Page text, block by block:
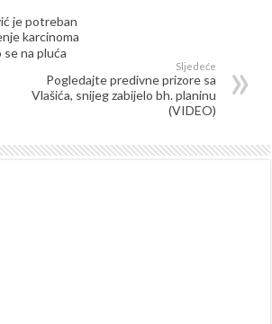
je potreban
karcinoma
na pluća
Sljedeće
Pogledajte predivne prizore sa
Vlašića, snijeg zabijelo bh. planinu
(VIDEO)